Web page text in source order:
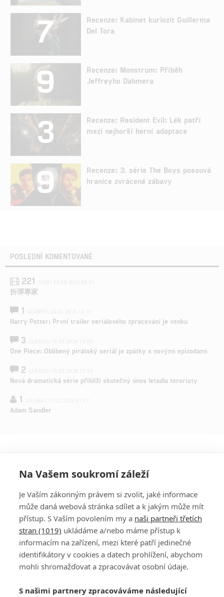
7
Recenze: Kabinet kuriozit Guillerma
Del Tora
9
Recenze: Monstrum: Příběh
Jeffreyho Dahmera
3
Recenze: Resident Evil: Lék patří
mezi nejhorší herní adaptace
9
Recenze: 3. série The Boys posouvá
hranice zvrácené zábavy
POSLEDNÍ KOMENTOVANÉ
221
拆彈專家
1
Harry Potter: První trailer seriálového zpracování je venku
3
One Piece: Oblíbený pirátský seriál je zpátky s novými epizodami
2
Nová dramatická série přiblíží skutečný únos letadla teroristy
1
Adam Sandler
PŘIHLÁSIT
REGISTROVAT
DISKUZE
Šéfredaktorkou webu jePetr Slavík, e-mailserialy@fandimefilmu.cz
Na Vašem soukromí záleží
Je Vaším zákonným právem si zvolit, jaké informace
může daná webová stránka sdílet a k jakým může mít
přístup. S Vaším povolením my a naši partneři třetích
stran (1019) ukládáme a/nebo máme přístup k
informacím na zařízení, mezi které patří jedinečné
identifikátory v cookies a datech prohlížení, abychom
mohli shromažďovat a zpracovávat osobní údaje.
S našimi partnery zpracováváme následující